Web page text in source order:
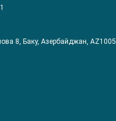
8, Баку, Азербайджан, AZ1005